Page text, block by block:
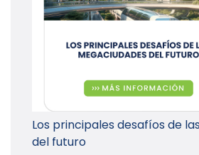
Los principales desafíos de
del futuro